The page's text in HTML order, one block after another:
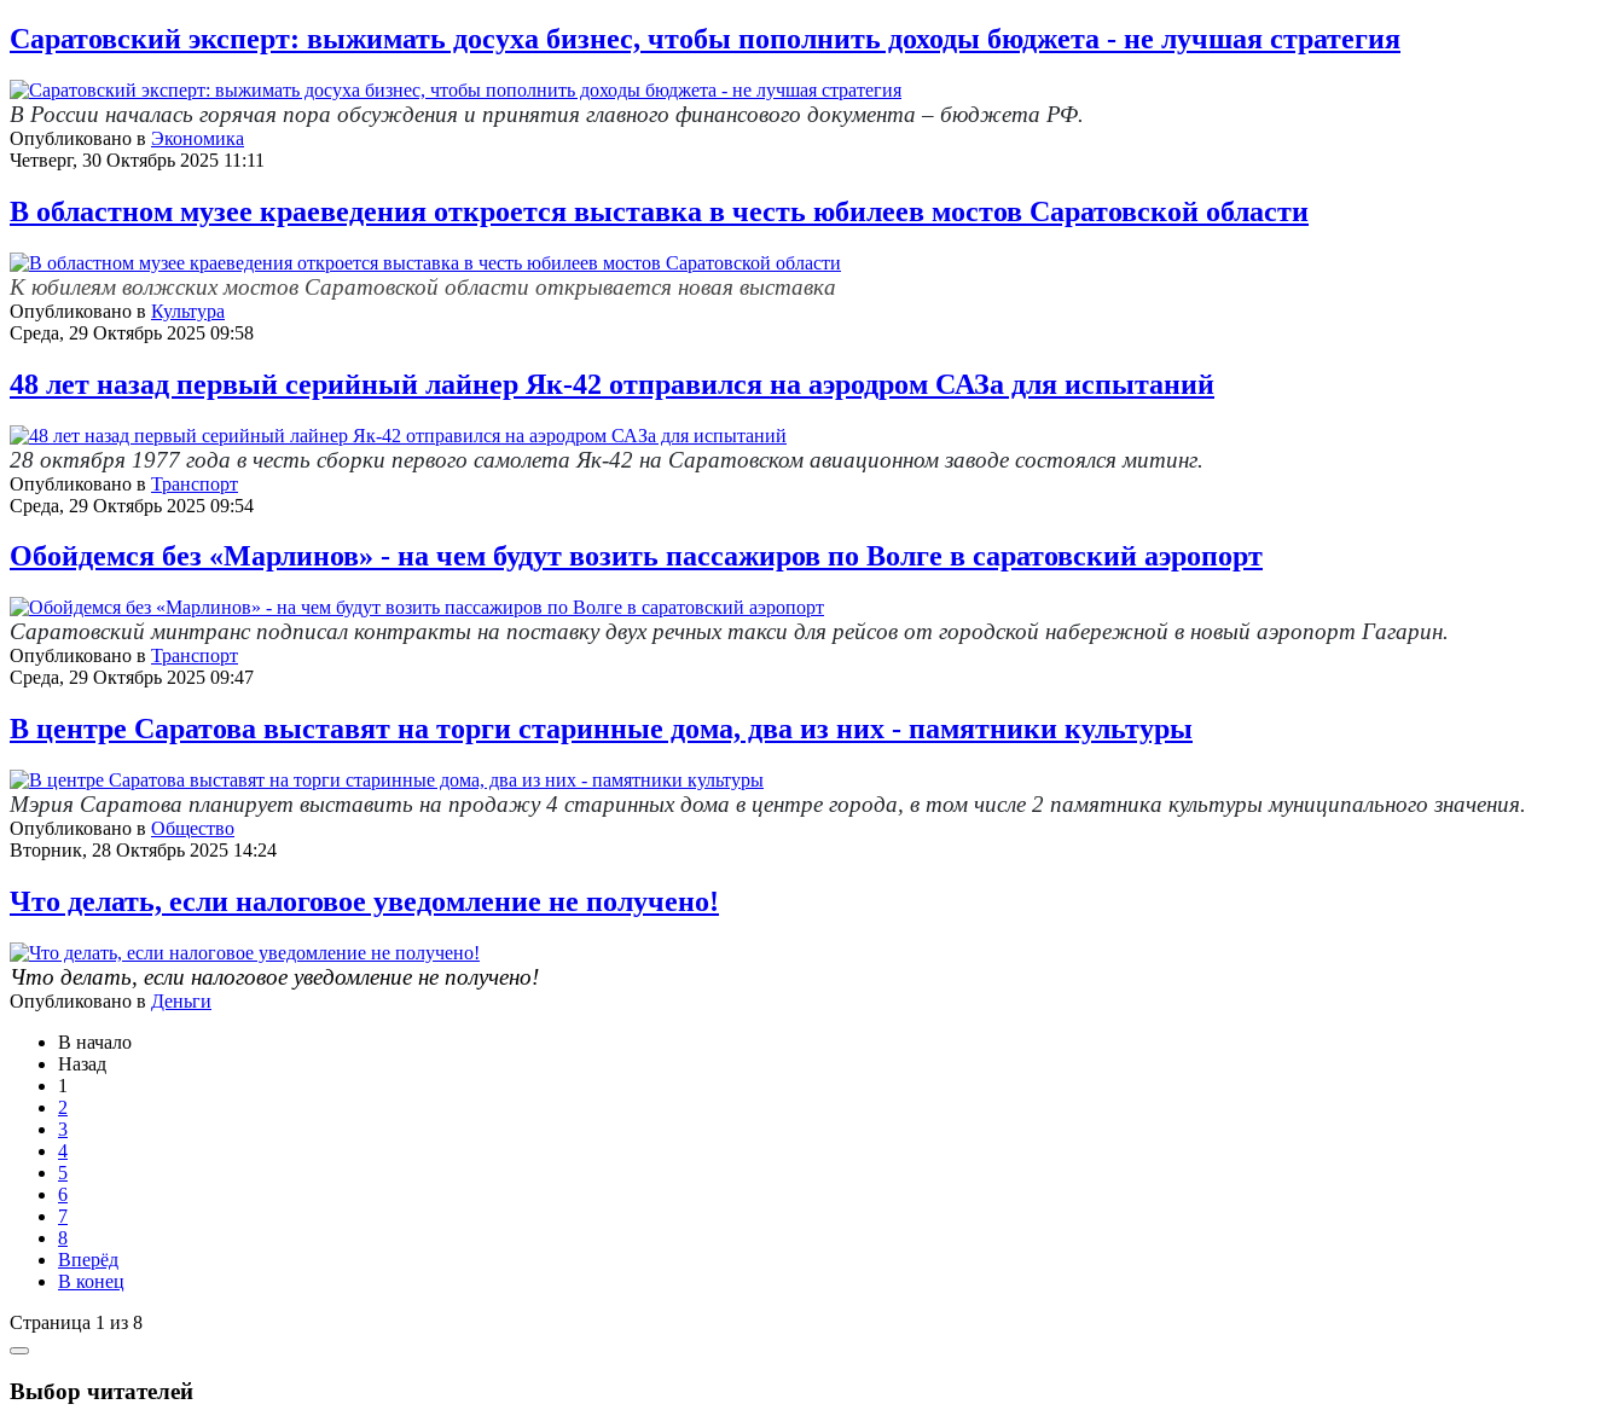
Саратовский эксперт: выжимать досуха бизнес, чтобы пополнить доходы бюджета - не лучшая стратегия
В России началась горячая пора обсуждения и принятия главного финансового документа – бюджета РФ.
Опубликовано в Экономика
Четверг, 30 Октябрь 2025 11:11
В областном музее краеведения откроется выставка в честь юбилеев мостов Саратовской области
К юбилеям волжских мостов Саратовской области открывается новая выставка
Опубликовано в Культура
Среда, 29 Октябрь 2025 09:58
48 лет назад первый серийный лайнер Як-42 отправился на аэродром САЗа для испытаний
28 октября 1977 года в честь сборки первого самолета Як-42 на Саратовском авиационном заводе состоялся митинг.
Опубликовано в Транспорт
Среда, 29 Октябрь 2025 09:54
Обойдемся без «Марлинов» - на чем будут возить пассажиров по Волге в саратовский аэропорт
Саратовский минтранс подписал контракты на поставку двух речных такси для рейсов от городской набережной в новый аэропорт Гагарин.
Опубликовано в Транспорт
Среда, 29 Октябрь 2025 09:47
В центре Саратова выставят на торги старинные дома, два из них - памятники культуры
Мэрия Саратова планирует выставить на продажу 4 старинных дома в центре города, в том числе 2 памятника культуры муниципального значения.
Опубликовано в Общество
Вторник, 28 Октябрь 2025 14:24
Что делать, если налоговое уведомление не получено!
Что делать, если налоговое уведомление не получено!
Опубликовано в Деньги
В начало
Назад
1
2
3
4
5
6
7
8
Вперёд
В конец
Страница 1 из 8
Выбор читателей